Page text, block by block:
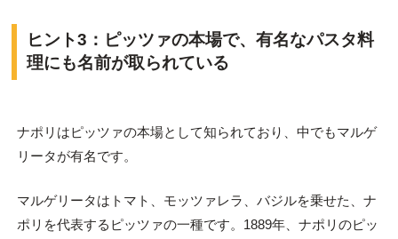
ヒント3：ピッツァの本場で、有名なパスタ料
理にも名前が取られている
ナポリはピッツァの本場として知られており、中でもマルゲ
リータが有名です。
マルゲリータはトマト、モッツァレラ、バジルを乗せた、ナ
ポリを代表するピッツァの一種です。1889年、ナポリのピッ